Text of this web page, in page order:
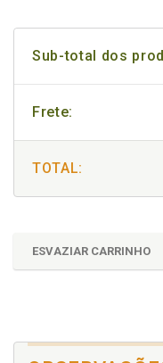
Sub-total dos
Frete:
TOTAL:
ESVAZIAR CARRINHO